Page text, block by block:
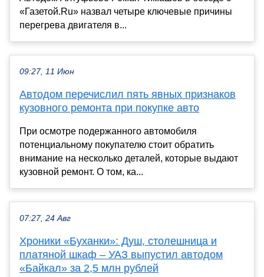
«Газетой.Ru» назвал четыре ключевые причины
перегрева двигателя в...
09:27, 11 Июн
Автодом перечислил пять явных признаков
кузовного ремонта при покупке авто
При осмотре подержанного автомобиля
потенциальному покупателю стоит обратить
внимание на несколько деталей, которые выдают
кузовной ремонт. О том, ка...
07:27, 24 Авг
Хроники «Буханки»: Душ, столешница и
платяной шкаф – УАЗ выпустил автодом
«Байкал» за 2,5 млн рублей